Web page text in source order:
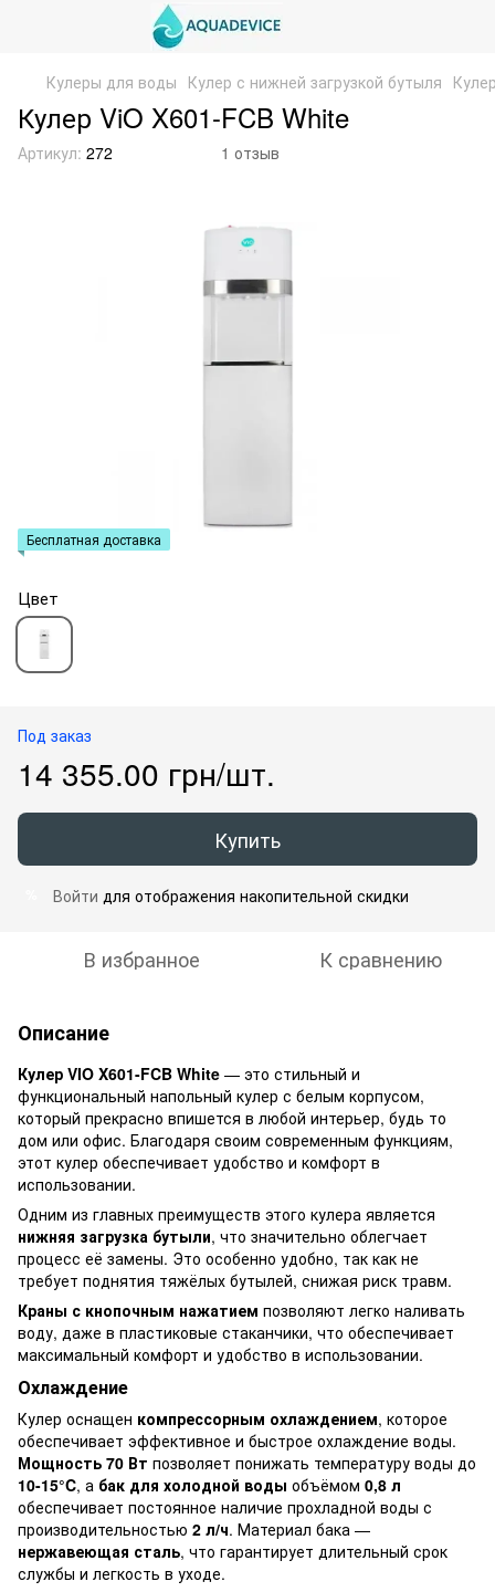
Кулеры для воды Кулер с нижней загрузкой бутыля
Кулер ViO X601-FCB White
Артикул: 272 1 отзыв
Бесплатная доставка
Цвет
Под заказ
14 355.00 грн/шт.
Купить
Войти для отображения накопительной скидки
В избранное К сравнению
Описание
Кулер VIO X601-FCB White — это стильный и
функциональный напольный кулер с белым корпусом,
который прекрасно впишется в любой интерьер, будь то
дом или офис. Благодаря своим современным функциям,
этот кулер обеспечивает удобство и комфорт в
использовании.
Одним из главных преимуществ этого кулера является
нижняя загрузка бутыли, что значительно облегчает
процесс её замены. Это особенно удобно, так как не
требует поднятия тяжёлых бутылей, снижая риск травм.
Краны с кнопочным нажатием позволяют легко наливать
воду, даже в пластиковые стаканчики, что обеспечивает
максимальный комфорт и удобство в использовании.
Охлаждение
Кулер оснащен компрессорным охлаждением, которое
обеспечивает эффективное и быстрое охлаждение воды.
Мощность 70 Вт позволяет понижать температуру воды до
10-15°C, а бак для холодной воды объёмом 0,8 л
обеспечивает постоянное наличие прохладной воды с
производительностью 2 л/ч. Материал бака —
нержавеющая сталь, что гарантирует длительный срок
службы и легкость в уходе.